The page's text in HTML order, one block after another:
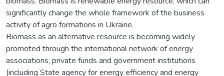
significantly change the whole framework of the business
activity of agro formations in Ukraine.
Biomass as an alternative resource is becoming widely
promoted through the international network of energy
associations, private funds and government institutions
(including State agency for energy efficiency and energy